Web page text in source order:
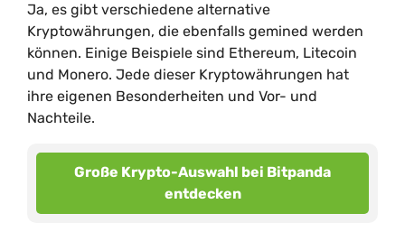
Ja, es gibt verschiedene alternative
Kryptowährungen, die ebenfalls gemined werden
können. Einige Beispiele sind Ethereum, Litecoin
und Monero. Jede dieser Kryptowährungen hat
ihre eigenen Besonderheiten und Vor- und
Nachteile.
Große Krypto-Auswahl bei Bitpanda
entdecken